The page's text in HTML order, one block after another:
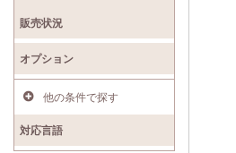
販売状況
オプション
他の条件で探す
対応言語